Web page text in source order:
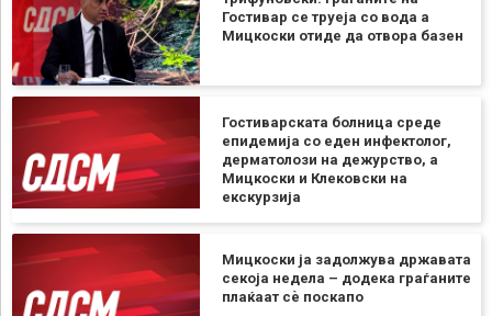
Гостивар се труеја со вода а
Мицкоски отиде да отвора базен
Гостиварската болница среде
епидемија со еден инфектолог,
дерматолози на дежурство, а
Мицкоски и Клековски на
екскурзија
Мицкоски ја задолжува државата
секоја недела – додека граѓаните
плаќаат сѐ поскапо